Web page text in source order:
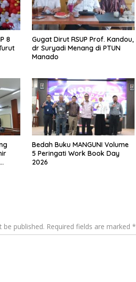
8
Gugat Dirut RSUP Prof. Kandou,
dr Suryadi Menang di PTUN
Manado
Bedah Buku MANGUNI Volume
5 Peringati Work Book Day
2026
be published. Required fields are marked *